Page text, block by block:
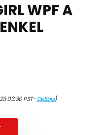
WPF A
03:30 PST-Details)